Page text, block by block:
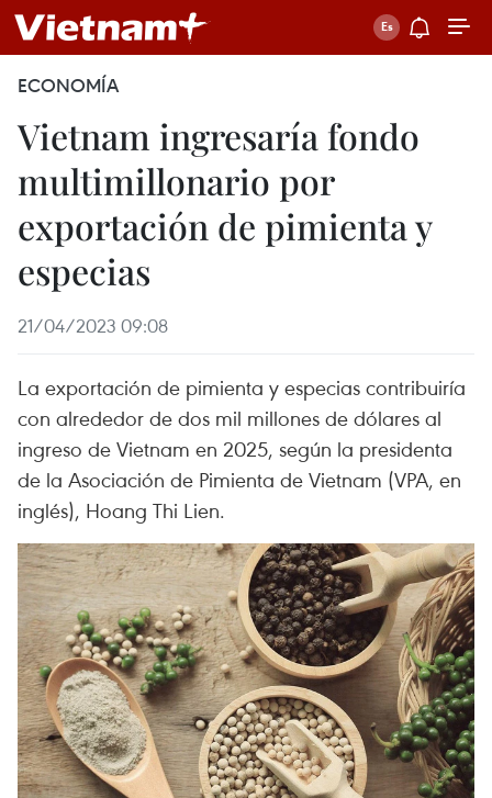
ECONOMÍA
Vietnam ingresaría fondo
multimillonario por
exportación de pimienta y
especias
21/04/2023 09:08
La exportación de pimienta y especias contribuiría
con alrededor de dos mil millones de dólares al
ingreso de Vietnam en 2025, según la presidenta
de la Asociación de Pimienta de Vietnam (VPA, en
inglés), Hoang Thi Lien.